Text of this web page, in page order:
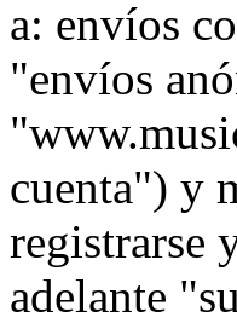
a: envíos
"envíos
cuenta") y
registrarse
adelante